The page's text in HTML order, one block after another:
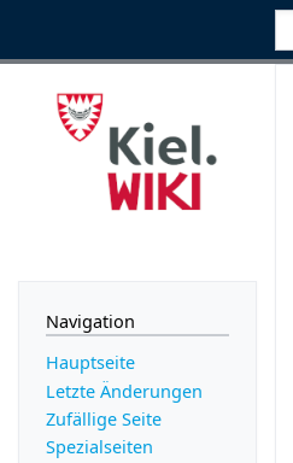
Navigation
Hauptseite
Letzte Änderungen
Zufällige Seite
Spezialseiten